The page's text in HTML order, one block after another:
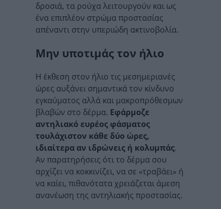
δροσιά, τα ρούχα λειτουργούν και ως
ένα επιπλέον στρώμα προστασίας
απέναντι στην υπεριώδη ακτινοβολία.
Μην υποτιμάς τον ήλιο
Η έκθεση στον ήλιο τις μεσημεριανές
ώρες αυξάνει σημαντικά τον κίνδυνο
εγκαύματος αλλά και μακροπρόθεσμων
βλαβών στο δέρμα. Εφάρμοζε
αντηλιακό ευρέος φάσματος
τουλάχιστον κάθε δύο ώρες,
ιδιαίτερα αν ιδρώνεις ή κολυμπάς.
Αν παρατηρήσεις ότι το δέρμα σου
αρχίζει να κοκκινίζει, να σε «τραβάει» ή
να καίει, πιθανότατα χρειάζεται άμεση
ανανέωση της αντηλιακής προστασίας.